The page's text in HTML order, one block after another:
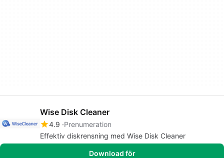
Wise Disk Cleaner
4.9 Prenumeration
Effektiv diskrensning med Wise Disk Cleaner
Download för